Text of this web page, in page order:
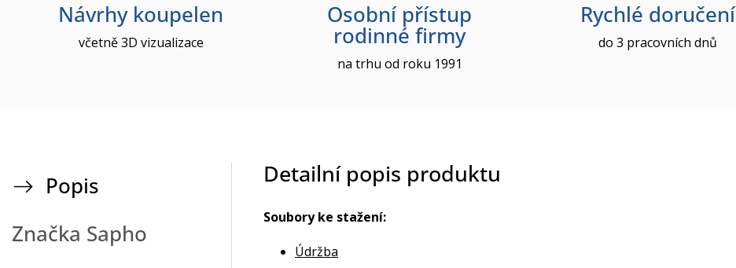
Návrhy koupelen
včetně 3D vizualizace
Osobní přístup
rodinné firmy
na trhu od roku 1991
Rychlé doručení
do 3 pracovních dnů
Popis
Značka Sapho
Detailní popis produktu
Soubory ke stažení:
Údržba